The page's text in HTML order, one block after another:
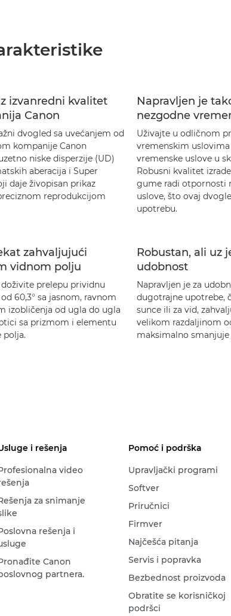
izvanredni kvalitet
Canon
dvogled sa uvećanjem od
kompanije Canon
niske disperzije (UD)
aberacija i Super
daje živopisan prikaz
reprodukcijom
Napravljen je
nezgodne
Uživajte u odličnom
vremenskim
vremenske uslove u
Robusni kvalitet
gume radi otpornosti
uslove, što ovaj
upotrebu.
zahvaljujući
vidnom polju
prelepu prividnu
60,3° sa jasnom, ravnom
izobličenja od ugla do ugla
sa prizmom i elementu
polja.
Robustan, ali uz
udobnost
Napravljen je za
dugotrajne upotrebe,
sunce ili za vid,
velikom razdaljinom
maksimalno smanjuje
i rešenja
video
za snimanje
rešenja i
Canon
partnera.
Pomoć i podrška
Upravljački programi
Softver
Priručnici
Firmver
Najčešća pitanja
Servis i popravka
Bezbednost proizvoda
Obratite se korisničkoj
podršci